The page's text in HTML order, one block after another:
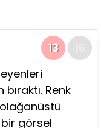
13
Renk
bir görsel